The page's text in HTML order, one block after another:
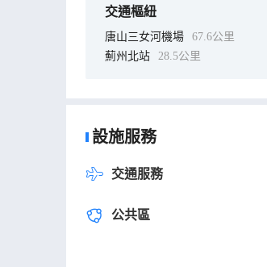
交通樞紐
唐山三女河機場
67.6公里
薊州北站
28.5公里
設施服務
交通服務
公共區